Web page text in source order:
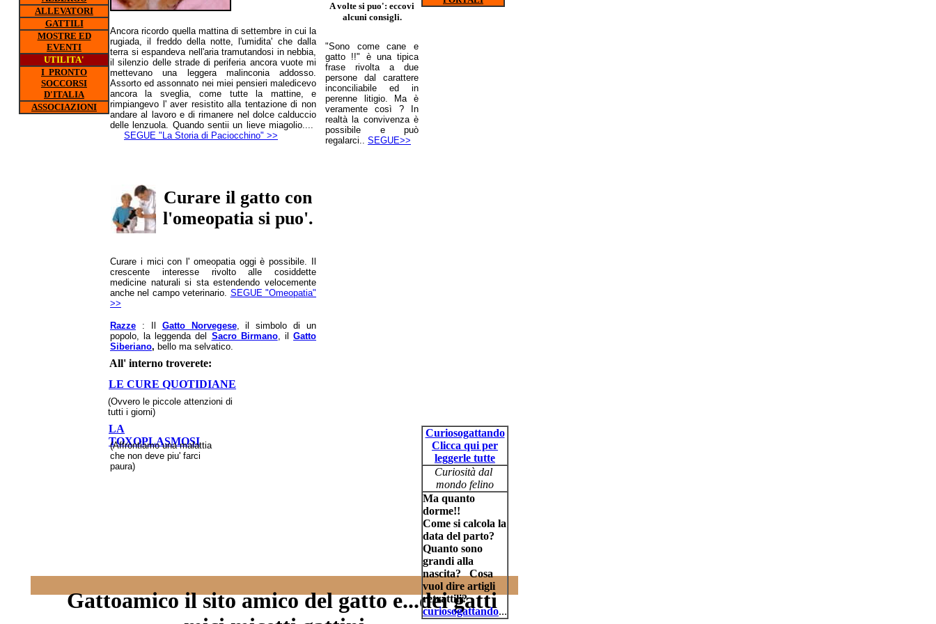
Gattoamico il sito amico del gatto e...dei gatti
Curare il gatto con
l'omeopatia si puo'.
A volte si puo': eccovi
alcuni consigli.
Razze : Il Gatto Norvegese, il simbolo di un
popolo, la leggenda del Sacro Birmano, ilGatto
Siberiano, bello ma selvatico.
Ancora ricordo quella mattina di settembre in cui la
rugiada, il freddo della notte, l'umidita' che dalla
terra si espandeva nell'aria tramutandosi in nebbia,
il silenzio delle strade di periferia ancora vuote mi
mettevano una leggera malinconia addosso.
Assorto ed assonnato nei miei pensieri maledicevo
ancora la sveglia, come tutte la mattine, e
rimpiangevo l' aver resistito alla tentazione di non
andare al lavoro e di rimanere nel dolce calduccio
delle lenzuola. Quando sentii un lieve miagolio....
SEGUE "La Storia di Paciocchino" >>
"Sono come cane e
gatto !!" è una tipica
frase rivolta a due
persone dal carattere
inconciliabile ed in
perenne litigio. Ma è
veramente così ? In
realtà la convivenza è
possibile e può
regalarci.. SEGUE>>
Curare i mici con l' omeopatia oggi è possibile. Il
crescente interesse rivolto alle cosiddette
medicine naturali si sta estendendo velocemente
anche nel campo veterinario. SEGUE "Omeopatia"
>>
LE CURE QUOTIDIANE
(Ovvero le piccole attenzioni di
tutti i giorni)
LA
TOXOPLASMOSI
Curiosogattando
Clicca qui per
leggerle tutte
Curiosità dal
mondo felino
Ma quanto
dorme!!
Come si calcola la
data del parto?
Quanto sono
grandi alla
nascita?
Cosa
vuol dire artigli
retrattili?
curiosogattando...
ALLEVATORI
GATTILI
MOSTRE ED
EVENTI
UTILITA'
I PRONTO
SOCCORSI
D'ITALIA
ASSOCIAZIONI
All' interno troverete:
(Affrontiamo una malattia
che non deve piu' farci
paura)